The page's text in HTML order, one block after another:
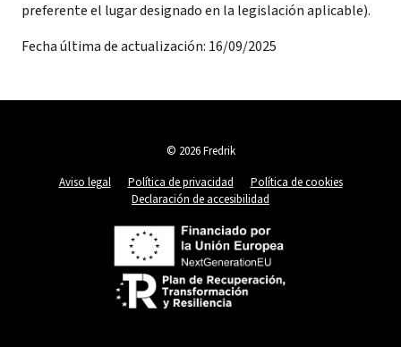
preferente el lugar designado en la legislación aplicable).
Fecha última de actualización: 16/09/2025
© 2026 Fredrik
Aviso legal
Política de privacidad
Política de cookies
Declaración de accesibilidad